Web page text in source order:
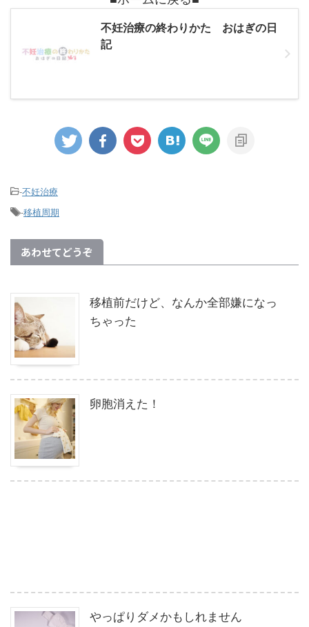
不妊治療の終わりかた おはぎの日
記
-不妊治療
-移植周期
あわせてどうぞ
移植前だけど、なんか全部嫌になっ
ちゃった
卵胞消えた！
やっぱりダメかもしれません